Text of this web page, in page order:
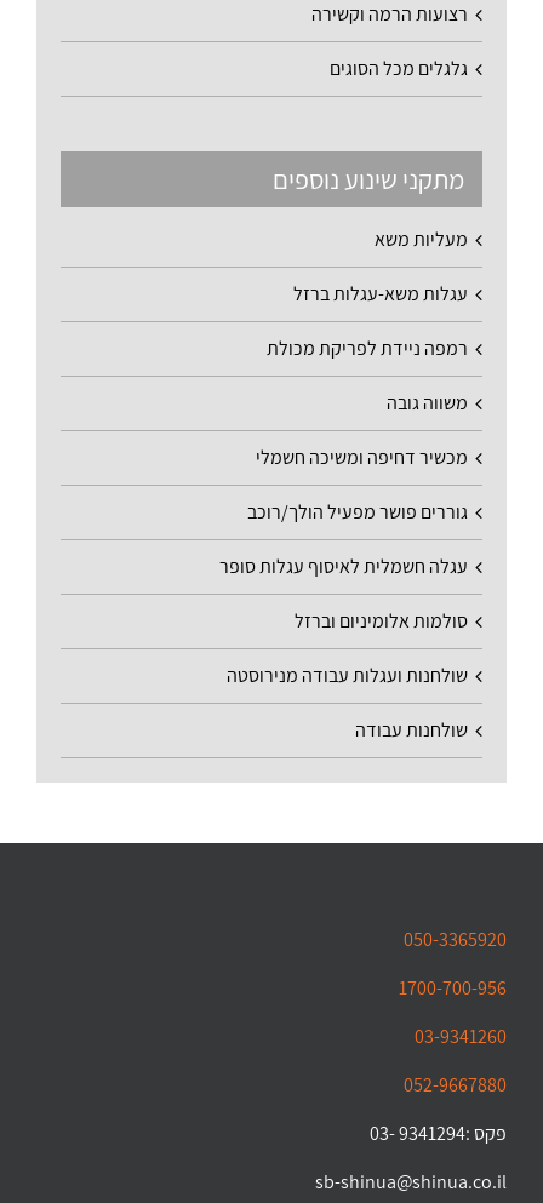
רצועות הרמה וקשירה
גלגלים מכל הסוגים
מתקני שינוע נוספים
מעליות משא
עגלות משא-עגלות ברזל
רמפה ניידת לפריקת מכולת
משווה גובה
מכשיר דחיפה ומשיכה חשמלי
גוררים פושר מפעיל הולך/רוכב
עגלה חשמלית לאיסוף עגלות סופר
סולמות אלומיניום וברזל
שולחנות ועגלות עבודה מנירוסטה
שולחנות עבודה
050-3365920
1700-700-956
03-9341260
052-9667880
פקס :9341294 -03
sb-shinua@shinua.co.il